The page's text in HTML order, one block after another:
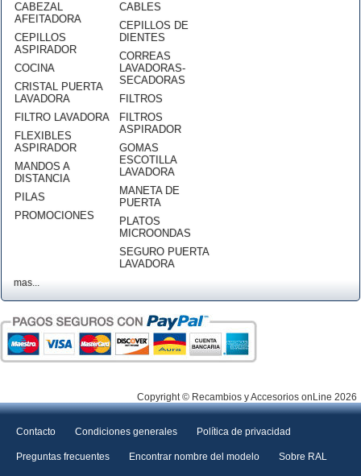
CABEZAL
AFEITADORA
CEPILLOS
ASPIRADOR
COCINA
CRISTAL PUERTA
LAVADORA
FILTRO LAVADORA
FLEXIBLES
ASPIRADOR
MANDOS A
DISTANCIA
PILAS
PROMOCIONES
CABLES
CEPILLOS DE
DIENTES
CORREAS
LAVADORAS-
SECADORAS
FILTROS
FILTROS
ASPIRADOR
GOMAS
ESCOTILLA
LAVADORA
MANETA DE
PUERTA
PLATOS
MICROONDAS
SEGURO PUERTA
LAVADORA
mas...
Copyright © Recambios y Accesorios onLine 2026
Contacto Condiciones generales Política de privacidad
Preguntas frecuentes Encontrar nombre del modelo Sobre RAL